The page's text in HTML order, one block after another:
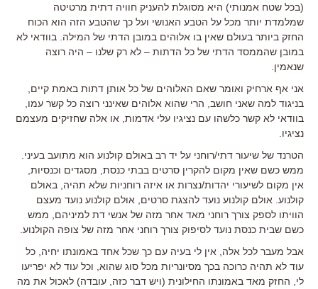
(בכל שטח אמנותי) היא מסוגלת להעניק חוויה דתית מרטיטה
שמלמדת יותר מכל על הטבע האנושי ועל כך שהטבע הזה הוא הכוח
החזק ביותר בעולם שאין בו אלוהים במובן הדתי של המילה. בוודאי לא
במובן שהממסד הדתי של כל הדתות – לא רק שלנו – היה רוצה
שנאמין.
אני אף ארחיק ואומר שאם האלוהים של כל אותן דתות באמת קיים,
בניגוד למה שאני חושב, הרי שהוא אלוהים שאינני רוצה כל קשר עמו,
בוודאי לא קשר כלשהו עם נציגיו עלי אדמות, או אלה שחזיקים מעצמם
נציגיו.
הטרנד של שיעור דתי/רוחני על יד רב באולם קולנוע הוא מתועב בעיני.
ממש כשם שאין מקום להקרין סרטים בבתי כנסת, מסגדים וכנסיות,
אין מקום לשיעורי יהדות/נצרות או איזה רוחניות שלא תהיה, באולם
קולנוע. אולם קולנוע נועד להצגת סרטים, אולם קולנוע נועד מעצם
הוויתו לספק צורך רוחני מאד אחר מזה של אנשי דת למיניהם, ממש
כשם שבית כנסת נועד לסיפוק צורך רוחני אחר מזה של צופה הקולנוע.
אבל מעבר לכל אלה, אין לי בעיה עם כך שכל אחד באמונתו יחיה, כל
עוד לא תהיה כרוכה בכך מסיונריות מכל סוג שהוא, וכל עוד לא יפריעו
לי, החזק מאד באמונתו החילונית (ויש דבר כזה, עובדה) לאכול את מה